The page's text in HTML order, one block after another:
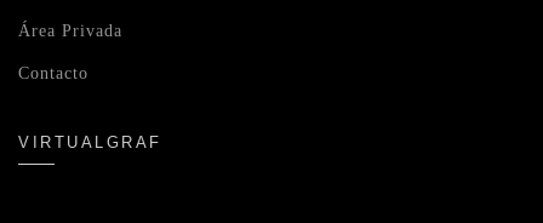
Área Privada
Contacto
VIRTUALGRAF